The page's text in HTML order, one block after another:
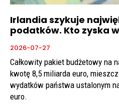
Irlandia szykuje
podatków. Kto zyska
2026-07-27
Całkowity pakiet budżetowy na
kwotę 8,5 miliarda euro,
wydatków państwa ustalonym
euro.